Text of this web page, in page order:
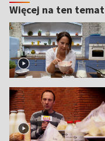
Więcej na ten temat